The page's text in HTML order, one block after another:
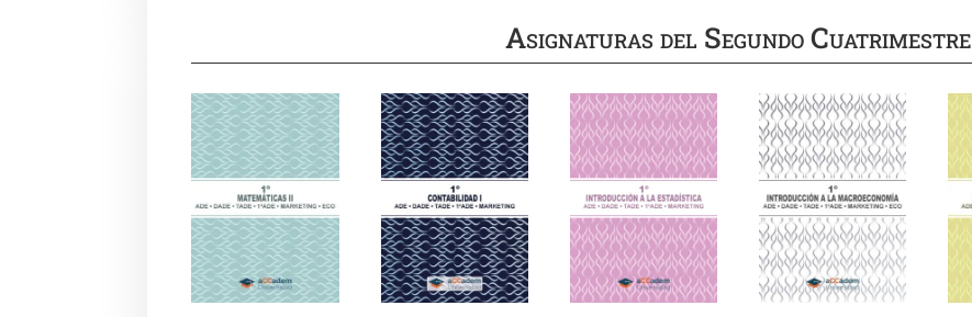
Asignaturas del Segundo Cuatrimestre